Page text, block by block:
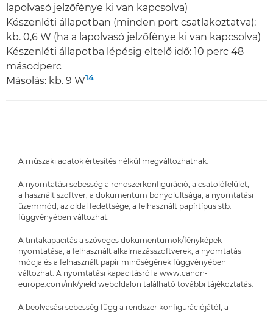
lapolvasó jelzőfénye ki van kapcsolva)
Készenléti állapotban (minden port csatlakoztatva):
kb. 0,6 W (ha a lapolvasó jelzőfénye ki van kapcsolva)
Készenléti állapotba lépésig eltelő idő: 10 perc 48
másodperc
Másolás: kb. 9 W14
A műszaki adatok értesítés nélkül megváltozhatnak.
A nyomtatási sebesség a rendszerkonfiguráció, a csatolófelület,
a használt szoftver, a dokumentum bonyolultsága, a nyomtatási
üzemmód, az oldal fedettsége, a felhasznált papírtípus stb.
függvényében változhat.
A tintakapacitás a szöveges dokumentumok/fényképek
nyomtatása, a felhasznált alkalmazásszoftverek, a nyomtatás
módja és a felhasznált papír minőségének függvényében
változhat. A nyomtatási kapacitásról a www.canon-
europe.com/ink/yield weboldalon található további tájékoztatás.
A beolvasási sebesség függ a rendszer konfigurációjától, a